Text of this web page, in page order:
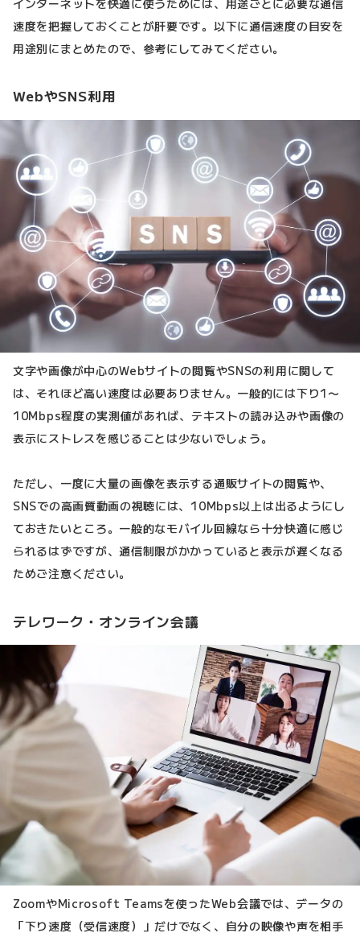
速度を把握しておくことが肝要です。以下に通信速度の目安を
用途別にまとめたので、参考にしてみてください。
WebやSNS利用
文字や画像が中心のWebサイトの閲覧やSNSの利用に関して
は、それほど高い速度は必要ありません。一般的には下り1〜
10Mbps程度の実測値があれば、テキストの読み込みや画像の
表示にストレスを感じることは少ないでしょう。
ただし、一度に大量の画像を表示する通販サイトの閲覧や、
SNSでの高画質動画の視聴には、10Mbps以上は出るようにし
ておきたいところ。一般的なモバイル回線なら十分快適に感じ
られるはずですが、通信制限がかかっていると表示が遅くなる
ためご注意ください。
テレワーク・オンライン会議
ZoomやMicrosoft Teamsを使ったWeb会議では、データの
「下り速度（受信速度）」だけでなく、自分の映像や声を相手